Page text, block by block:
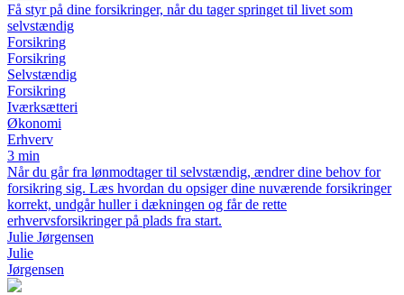
Få styr på dine forsikringer, når du tager springet til livet som
selvstændig
Forsikring
Forsikring
Selvstændig
Forsikring
Iværksætteri
Økonomi
Erhverv
3 min
Når du går fra lønmodtager til selvstændig, ændrer dine behov for
forsikring sig. Læs hvordan du opsiger dine nuværende forsikringer
korrekt, undgår huller i dækningen og får de rette
erhvervsforsikringer på plads fra start.
Julie Jørgensen
Julie
Jørgensen